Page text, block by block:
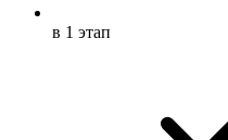
в 1 этап